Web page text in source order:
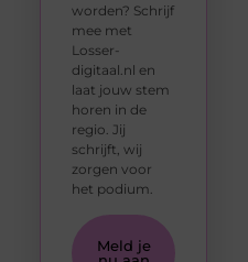
worden? Schrijf
mee met
Losser-
digitaal.nl en
laat jouw stem
horen in de
regio. Jij
schrijft, wij
zorgen voor
het podium.
Meld je